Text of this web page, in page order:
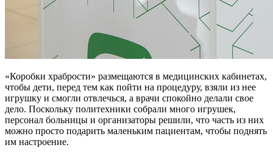
«Коробки храбрости» размещаются в медицинских кабинетах,
чтобы дети, перед тем как пойти на процедуру, взяли из нее
игрушку и смогли отвлечься, а врачи спокойно делали свое
дело. Поскольку политехники собрали много игрушек,
персонал больницы и организаторы решили, что часть из них
можно просто подарить маленьким пациентам, чтобы поднять
им настроение.